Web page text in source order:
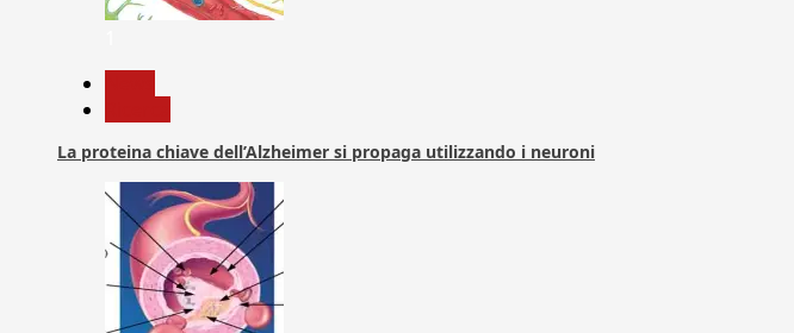
La proteina chiave dell’Alzheimer si propaga utilizzando i neuroni